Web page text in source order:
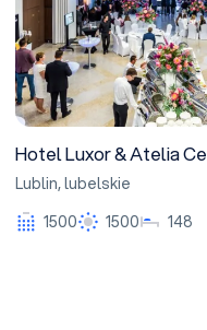
Hotel Luxor & Atelia
Lublin,lubelskie
1500
1500 148